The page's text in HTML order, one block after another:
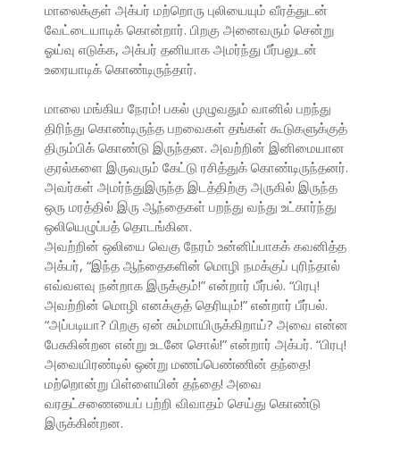
மாலைக்குள் அக்பர் மற்றொரு புலியையும் வீரத்துடன்
வேட்டையாடிக் கொன்றார். பிறகு அனைவரும் சென்று
ஓய்வு எடுக்க, அக்பர் தனியாக அமர்ந்து பீர்பலுடன்
உரையாடிக் கொண்டிருந்தார்.
மாலை மங்கிய நேரம்! பகல் முழுவதும் வானில் பறந்து
திரிந்து கொண்டிருந்த பறவைகள் தங்கள் கூடுகளுக்குத்
திரும்பிக் கொண்டு இருந்தன. அவற்றின் இனிமையான
குரல்களை இருவரும் கேட்டு ரசித்துக் கொண்டிருந்தனர்.
அவர்கள் அமர்ந்துஇருந்த இடத்திற்கு அருகில் இருந்த
ஒரு மரத்தில் இரு ஆந்தைகள் பறந்து வந்து உட்கார்ந்து
ஒலியெழுப்பத் தொடங்கின.
அவற்றின் ஒலியை வெகு நேரம் உன்னிப்பாகக் கவனித்த
அக்பர், “இந்த ஆந்தைகளின் மொழி நமக்குப் புரிந்தால்
எவ்வளவு நன்றாக இருக்கும்!” என்றார் பீர்பல். “பிரபு!
அவற்றின் மொழி எனக்குத் தெரியும்!” என்றார் பீர்பல்.
“அப்படியா? பிறகு ஏன் சும்மாயிருக்கிறாய்? அவை என்ன
பேசுகின்றன என்று உடனே சொல்!” என்றார் அக்பர். “பிரபு!
அவையிரண்டில் ஒன்று மணப்பெண்ணின் தந்தை!
மற்றொன்று பிள்ளையின் தந்தை! அவை
வரதட்சணையைப் பற்றி விவாதம் செய்து கொண்டு
இருக்கின்றன.